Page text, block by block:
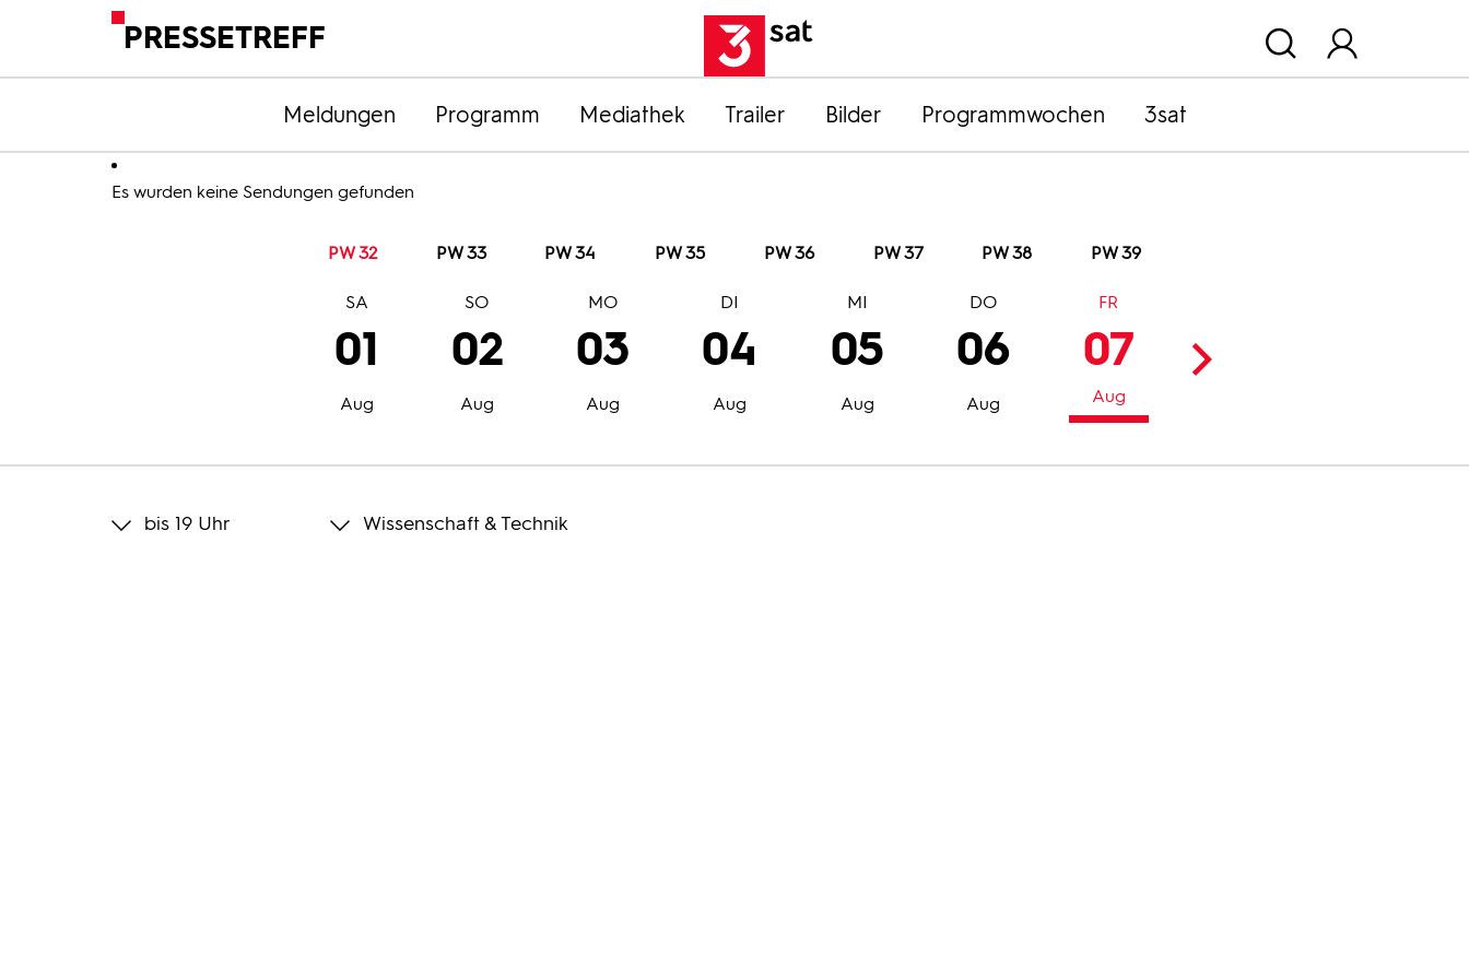
PRESSETREFF
Meldungen Programm Mediathek Trailer Bilder Programmwochen 3sat
Es wurden keine Sendungen gefunden
PW 32 PW 33 PW 34 PW 35 PW 36 PW 37 PW 38 PW 39
01
Aug
SA
02
Aug
SO
03
Aug
MO
04
Aug
DI
05
Aug
MI
06
Aug
DO
07
Aug
FR
08
bis 19 Uhr Wissenschaft & Technik